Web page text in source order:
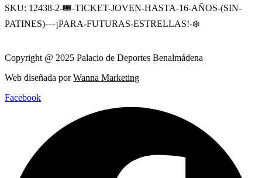
SKU: 12438-2-🎟️-TICKET-JOVEN-HASTA-16-AÑOS-(SIN-
PATINES)-–-¡PARA-FUTURAS-ESTRELLAS!-❄️
Copyright @ 2025 Palacio de Deportes Benalmádena
Web diseñada porWanna Marketing
Facebook